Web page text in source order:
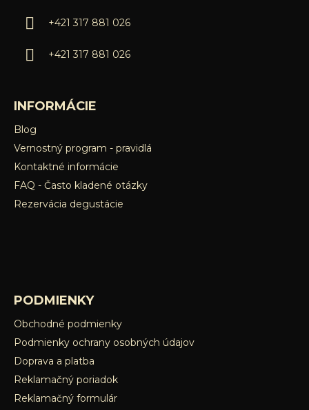
+421 317 881 026
+421 317 881 026
INFORMÁCIE
Blog
Vernostný program - pravidlá
Kontaktné informácie
FAQ - Často kladené otázky
Rezervácia degustácie
PODMIENKY
Obchodné podmienky
Podmienky ochrany osobných údajov
Doprava a platba
Reklamačný poriadok
Reklamačný formulár